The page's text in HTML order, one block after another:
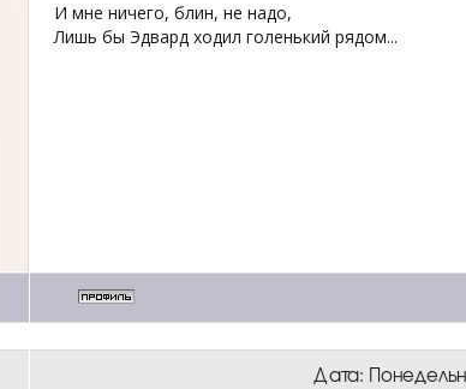
И мне ничего, блин, не надо,
Лишь бы Эдвард ходил голенький рядом...
Дата: